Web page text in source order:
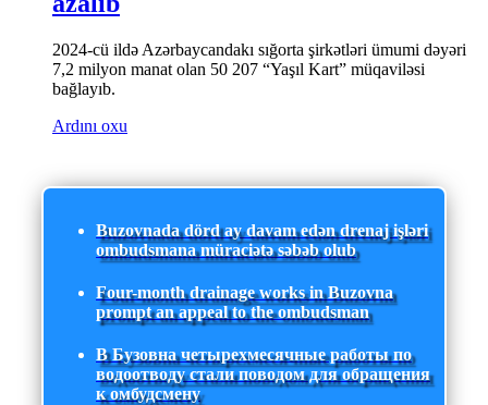
2024-cü ildə Azərbaycandakı sığorta şirkətləri ümumi dəyəri
7,2 milyon manat olan 50 207 “Yaşıl Kart” müqaviləsi
bağlayıb.
Ardını oxu
Buzovnada dörd ay davam edən drenaj işləri
ombudsmana müraciətə səbəb olub
Four-month drainage works in Buzovna
prompt an appeal to the ombudsman
В Бузовна четырехмесячные работы по
водоотводу стали поводом для обращения
к омбудсмену